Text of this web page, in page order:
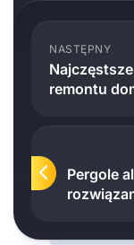
NASTĘPNY
remontu
Pergole